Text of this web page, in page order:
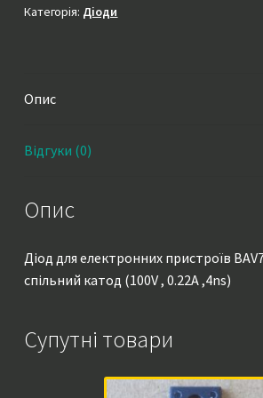
,
,
,4ns)
Категорія: Діоди
Опис
Відгуки (0)
Опис
Діод для електронних пристроїв
спільний катод (100V , 0.22A ,4ns)
Супутні товари